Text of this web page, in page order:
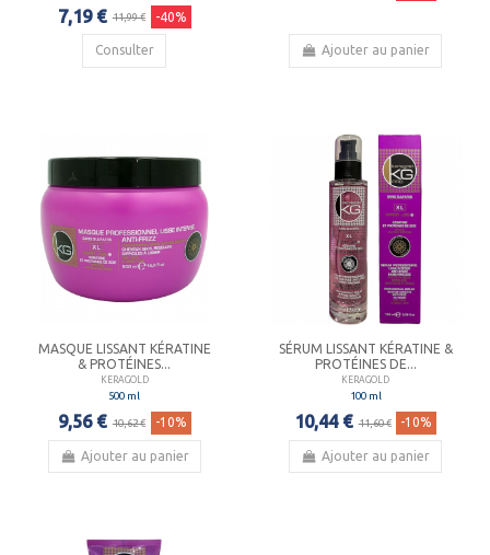
7,19 € 11,99 € -40%
Consulter Ajouter au panier
MASQUE LISSANT KÉRATINE
& PROTÉINES...
KERAGOLD
500 ml
9,56 € 10,62 € -10%
Ajouter au panier
SÉRUM LISSANT KÉRATINE &
PROTÉINES DE...
KERAGOLD
100 ml
10,44 € 11,60 € -10%
Ajouter au panier